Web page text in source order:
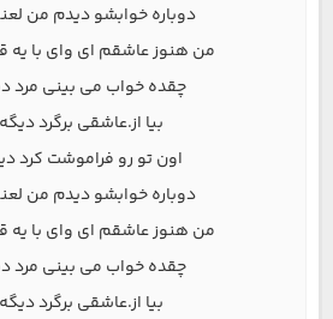
دوباره خوابشو دیدم من
من هنوز عاشقم ای وای با یه
چقده خواب می بینی مرد
بیا از.عاشقی برگرد
اون تو رو فراموشت کرد
دوباره خوابشو دیدم من
من هنوز عاشقم ای وای با یه
چقده خواب می بینی مرد
بیا از.عاشقی برگرد